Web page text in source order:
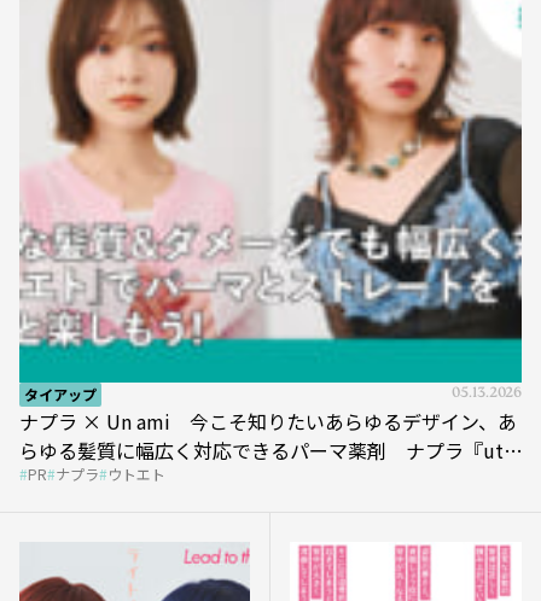
タイアップ 05.13.2026
ナプラ × Un ami 今こそ知りたいあらゆるデザイン、あ
らゆる髪質に幅広く対応できるパーマ薬剤 ナプラ『ut-
et』
PR ナプラ ウトエト